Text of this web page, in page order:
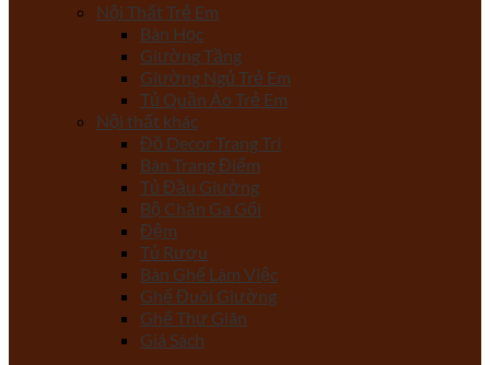
Nội Thất Trẻ Em
Bàn Học
Giường Tầng
Giường Ngủ Trẻ Em
Tủ Quần Áo Trẻ Em
Nội thất khác
Đồ Decor Trang Trí
Bàn Trang Điểm
Tủ Đầu Giường
Bộ Chăn Ga Gối
Đệm
Tủ Rượu
Bàn Ghế Làm Việc
Ghế Đuôi Giường
Ghế Thư Giãn
Giá Sách